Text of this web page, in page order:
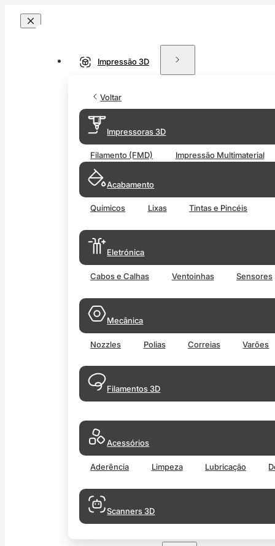
Impressão 3D
Voltar
Impressoras 3D
Filamento (FMD) Impressão Multimaterial
Acabamento
Químicos Lixas Tintas e Pincéis
Eletrónica
Cabos e Calhas Ventoinhas Sensores
Mecânica
Nozzles Polias Correias Varões
Filamentos 3D
Acessórios
Aderência Limpeza Lubricação
Scanners 3D